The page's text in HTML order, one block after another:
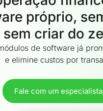
próprio,
sem criar do
de software já
e elimine custos por
Fale com um especialista